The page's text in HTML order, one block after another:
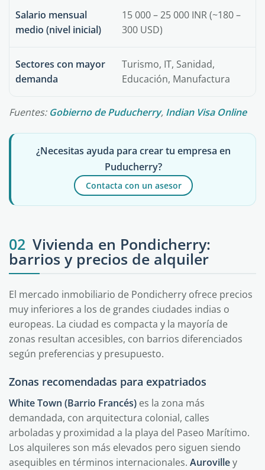
Salario mensual
medio (nivel inicial)
15 000 – 25 000 INR (~180 –
300 USD)
Sectores con mayor
demanda
Turismo, IT, Sanidad,
Educación, Manufactura
Fuentes: Gobierno de Puducherry, Indian Visa Online
¿Necesitas ayuda para crear tu empresa en
Puducherry?
Contacta con un asesor
02 Vivienda en Pondicherry:
barrios y precios de alquiler
El mercado inmobiliario de Pondicherry ofrece precios
muy inferiores a los de grandes ciudades indias o
europeas. La ciudad es compacta y la mayoría de
zonas resultan accesibles, con barrios diferenciados
según preferencias y presupuesto.
Zonas recomendadas para expatriados
White Town (Barrio Francés) es la zona más
demandada, con arquitectura colonial, calles
arboladas y proximidad a la playa del Paseo Marítimo.
Los alquileres son más elevados pero siguen siendo
asequibles en términos internacionales. Aurovilley